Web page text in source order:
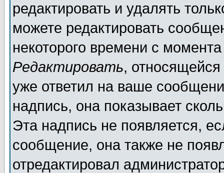
редактировать и удалять
можете редактировать
некоторого времени с
Редактировать,
уже ответил на ваше
надпись, она показывает
Эта надпись не появляется,
сообщение, она также не
отредактировал